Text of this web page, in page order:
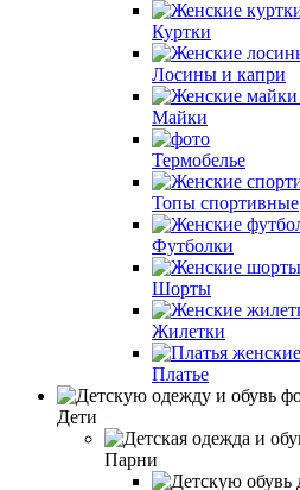
Куртки
Лосины и капри
Майки
Термобелье
Топы спортивные
Футболки
Шорты
Жилетки
Платье
Дети
Парни